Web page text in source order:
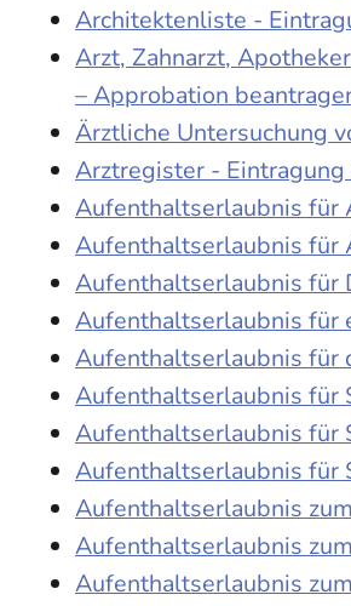
Architektenliste -
Arzt, Zahnarzt,
– Approbation
Ärztliche Untersuchung
Arztregister - Eintragung
Aufenthaltserlaubnis für
Aufenthaltserlaubnis für
Aufenthaltserlaubnis für
Aufenthaltserlaubnis für
Aufenthaltserlaubnis für
Aufenthaltserlaubnis für
Aufenthaltserlaubnis für
Aufenthaltserlaubnis für
Aufenthaltserlaubnis
Aufenthaltserlaubnis
Aufenthaltserlaubnis